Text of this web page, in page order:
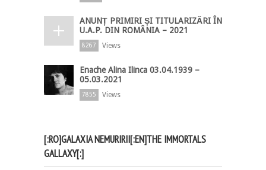
ANUNȚ PRIMIRI ȘI TITULARIZĂRI ÎN
U.A.P. DIN ROMÂNIA – 2021
8267 Views
Enache Alina Ilinca 03.04.1939 –
05.03.2021
7855 Views
[:RO]GALAXIA NEMURIRII[:EN]THE IMMORTALS
GALLAXY[:]